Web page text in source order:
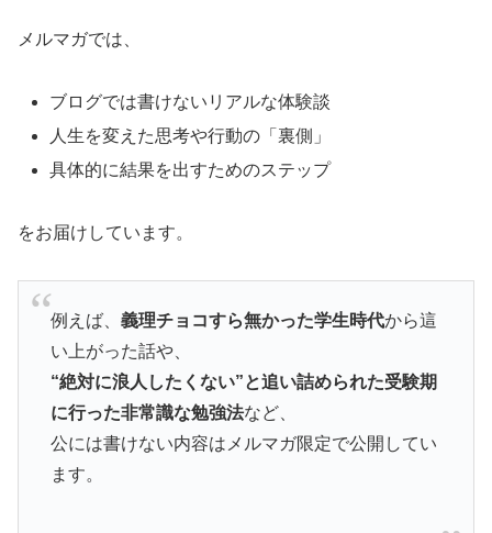
メルマガでは、
ブログでは書けないリアルな体験談
人生を変えた思考や行動の「裏側」
具体的に結果を出すためのステップ
をお届けしています。
例えば、 義理チョコすら無かった学生時代から這
い上がった話や、
“絶対に浪人したくない”と追い詰められた受験期
に行った非常識な勉強法など、
公には書けない内容はメルマガ限定で公開してい
ます。